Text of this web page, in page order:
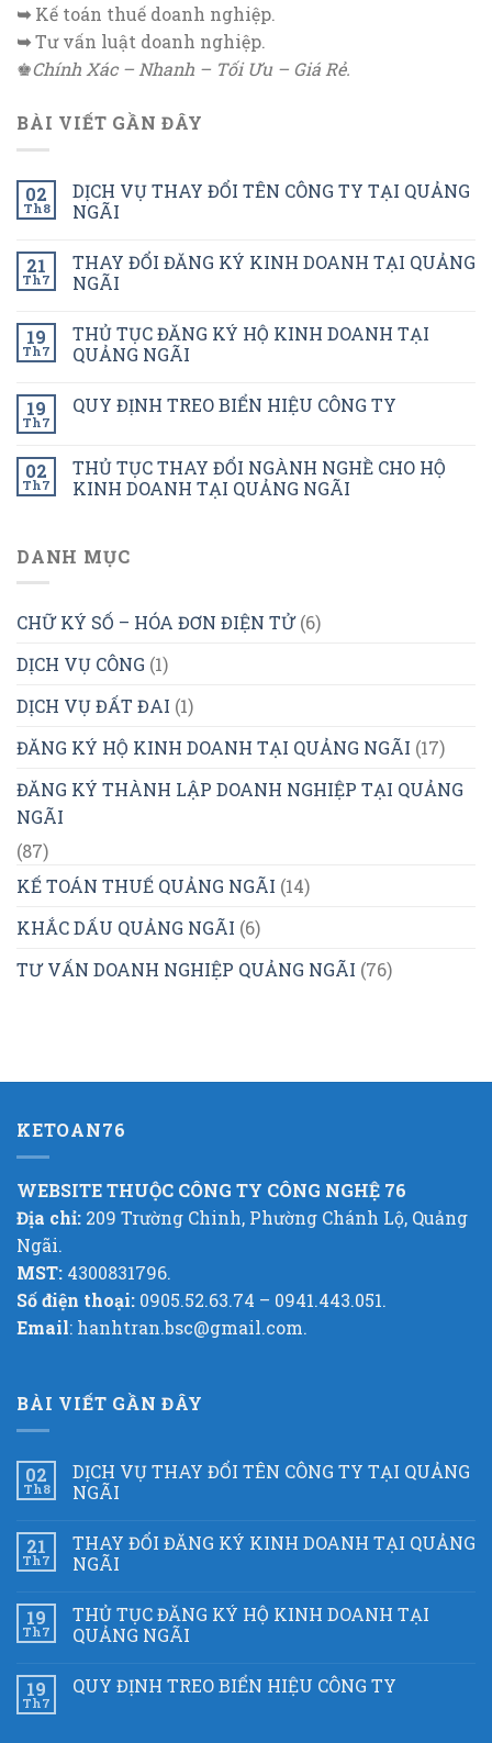
➥Kế toán thuế doanh nghiệp.
➥Tư vấn luật doanh nghiệp.
♚Chính Xác – Nhanh – Tối Ưu – Giá Rẻ.
BÀI VIẾT GẦN ĐÂY
02
Th8
DỊCH VỤ THAY ĐỔI TÊN CÔNG TY TẠI QUẢNG
NGÃI
21
Th7
THAY ĐỔI ĐĂNG KÝ KINH DOANH TẠI QUẢNG
NGÃI
19
Th7
THỦ TỤC ĐĂNG KÝ HỘ KINH DOANH TẠI
QUẢNG NGÃI
19
Th7
QUY ĐỊNH TREO BIỂN HIỆU CÔNG TY
02
Th7
THỦ TỤC THAY ĐỔI NGÀNH NGHỀ CHO HỘ
KINH DOANH TẠI QUẢNG NGÃI
DANH MỤC
CHỮ KÝ SỐ – HÓA ĐƠN ĐIỆN TỬ(6)
DỊCH VỤ CÔNG (1)
DỊCH VỤ ĐẤT ĐAI (1)
ĐĂNG KÝ HỘ KINH DOANH TẠI QUẢNG NGÃI (17)
ĐĂNG KÝ THÀNH LẬP DOANH NGHIỆP TẠI QUẢNG
NGÃI
(87)
KẾ TOÁN THUẾ QUẢNG NGÃI (14)
KHẮC DẤU QUẢNG NGÃI (6)
TƯ VẤN DOANH NGHIỆP QUẢNG NGÃI (76)
KETOAN76
WEBSITE THUỘC CÔNG TY CÔNG NGHỆ 76
Địa chỉ: 209 Trường Chinh, Phường Chánh Lộ, Quảng
Ngãi.
MST: 4300831796.
Số điện thoại: 0905.52.63.74 – 0941.443.051.
Email: hanhtran.bsc@gmail.com.
BÀI VIẾT GẦN ĐÂY
02
Th8
DỊCH VỤ THAY ĐỔI TÊN CÔNG TY TẠI QUẢNG
NGÃI
21
Th7
THAY ĐỔI ĐĂNG KÝ KINH DOANH TẠI QUẢNG
NGÃI
19
Th7
THỦ TỤC ĐĂNG KÝ HỘ KINH DOANH TẠI
QUẢNG NGÃI
19
Th7
QUY ĐỊNH TREO BIỂN HIỆU CÔNG TY